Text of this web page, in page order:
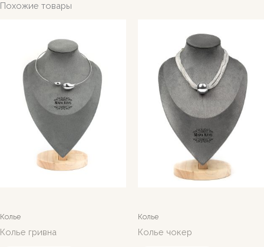
Похожие товары
Колье
Колье гривна
Колье
Колье чокер